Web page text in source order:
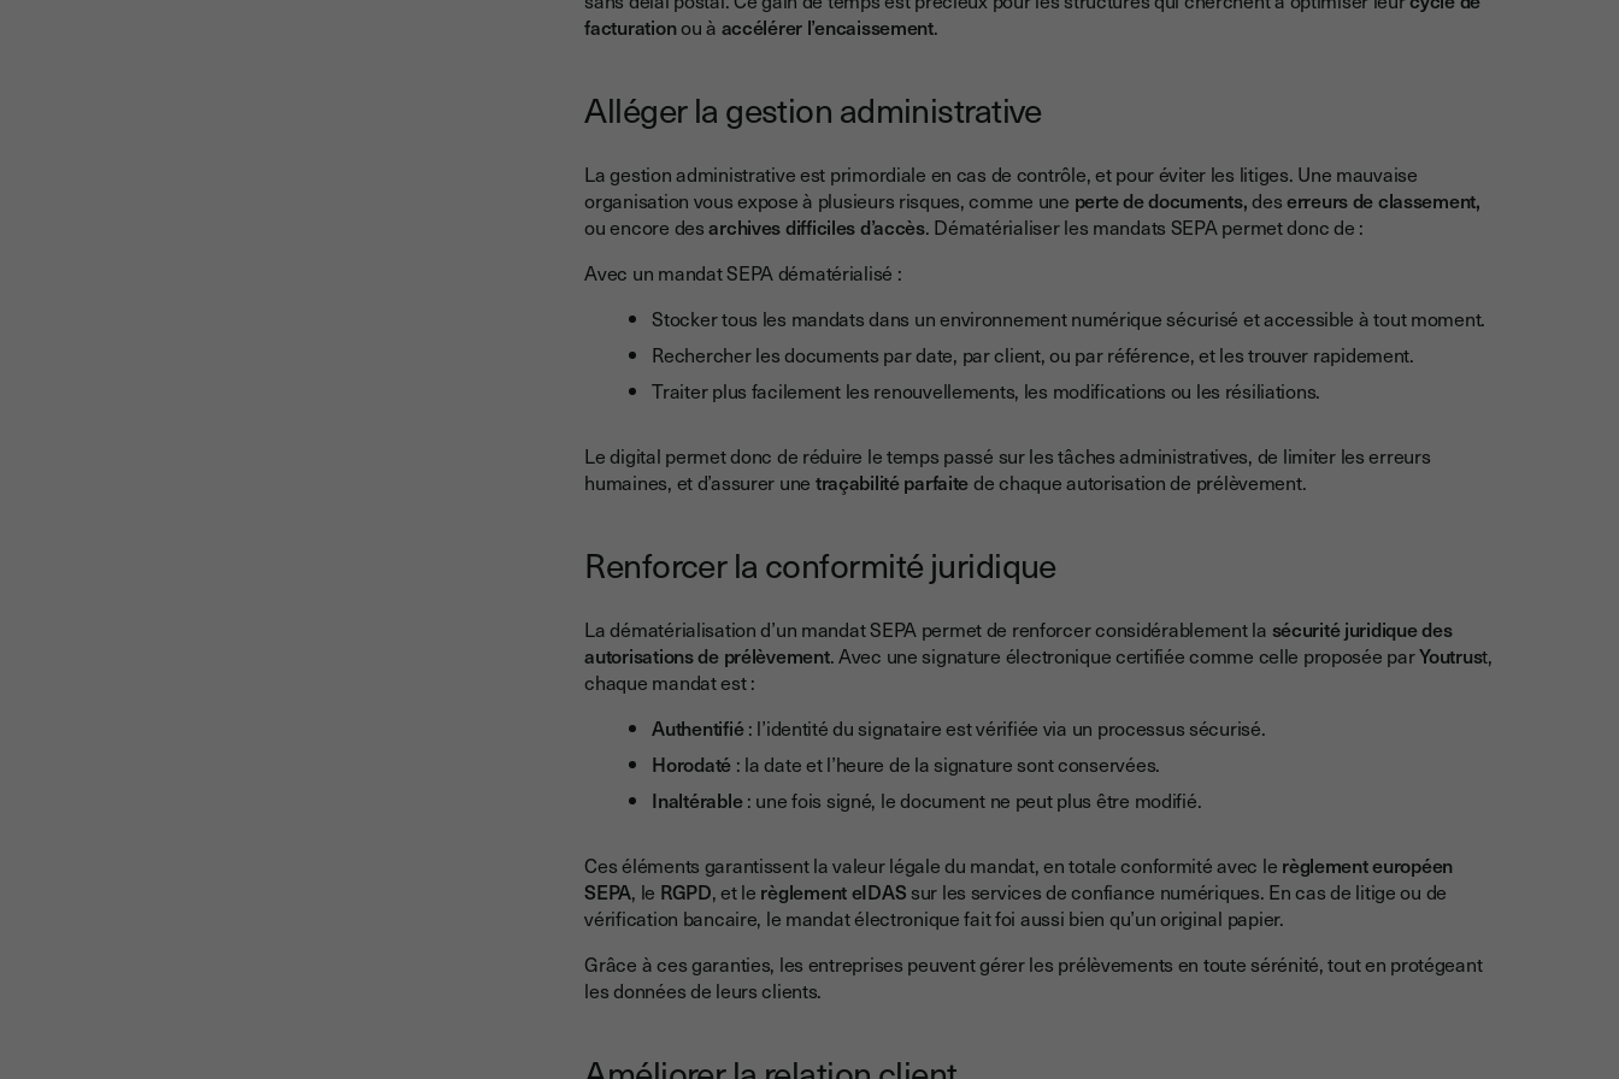
facturationou à accélérer l’encaissement.
Alléger la gestion administrative
La gestion administrative est primordiale en cas de contrôle, et pour éviter les litiges. Une mauvaise
organisation vous expose à plusieurs risques, comme une perte de documents,deserreurs de classement,
ou encore desarchives difficiles d’accès. Dématérialiser les mandats SEPA permet donc de :
Avec un mandat SEPA dématérialisé :
Stocker tous les mandats dans un environnement numérique sécurisé et accessible à tout moment.
Rechercher les documents par date, par client, ou par référence, et les trouver rapidement.
Traiter plus facilement les renouvellements, les modifications ou les résiliations.
Le digital permet donc de réduire le temps passé sur les tâches administratives, de limiter les erreurs
humaines, et d’assurer une traçabilité parfaitede chaque autorisation de prélèvement.
Renforcer la conformité juridique
La dématérialisation d’un mandat SEPA permet de renforcer considérablement la sécurité juridique des
autorisations de prélèvement. Avec une signature électronique certifiée comme celle proposée parYoutrust,
chaque mandat est :
Authentifié: l’identité du signataire est vérifiée via un processus sécurisé.
Horodaté : la date et l’heure de la signature sont conservées.
Inaltérable: une fois signé, le document ne peut plus être modifié.
Ces éléments garantissent la valeur légale du mandat, en totale conformité avec le règlement européen
SEPA, le RGPD, et le règlement eIDAS sur les services de confiance numériques. En cas de litige ou de
vérification bancaire, le mandat électronique fait foi aussi bien qu’un original papier.
Grâce à ces garanties, les entreprises peuvent gérer les prélèvements en toute sérénité, tout en protégeant
les données de leurs clients.